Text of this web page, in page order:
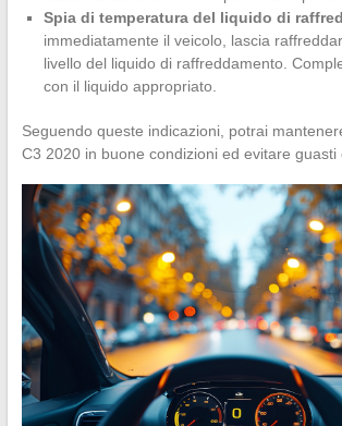
Spia di temperatura del liquido di
immediatamente il veicolo, lascia
livello del liquido di raffreddamento.
con il liquido appropriato.
Seguendo queste indicazioni, potrai
C3 2020 in buone condizioni ed evitare guasti